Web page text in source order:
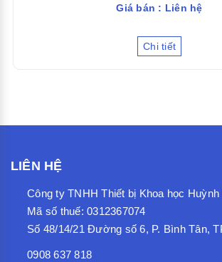
Giá bán : Liên hệ
Chi tiết
LIÊN HỆ
Công ty TNHH Thiết bị Khoa học Huỳnh
Mã số thuế: 0312367074
Số 48/14/21 Đường số 6, P. Bình Tân,
0908 637 818